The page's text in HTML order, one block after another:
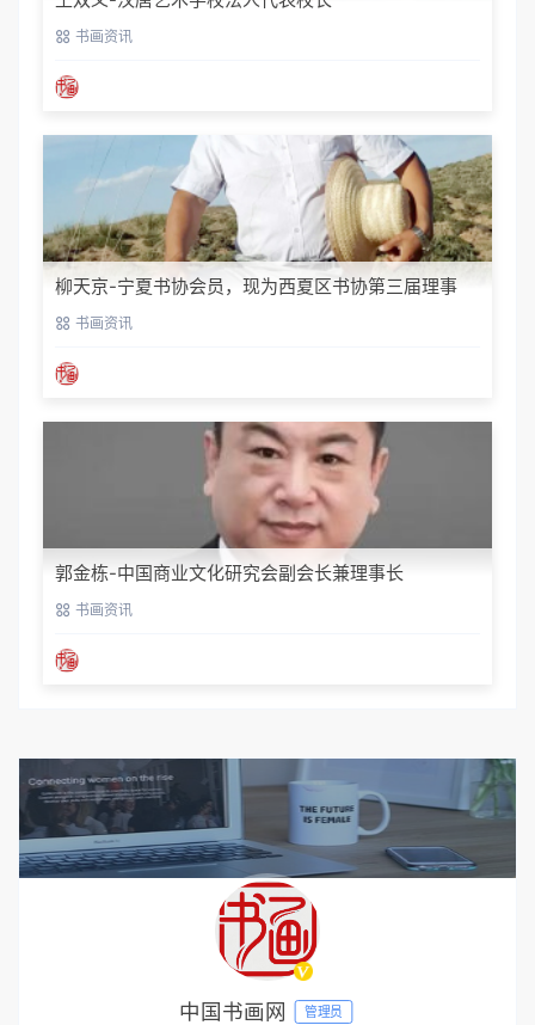
书画资讯
柳天京-宁夏书协会员，现为西夏区书协第三届理事
书画资讯
郭金栋-中国商业文化研究会副会长兼理事长
书画资讯
中国书画网 管理员